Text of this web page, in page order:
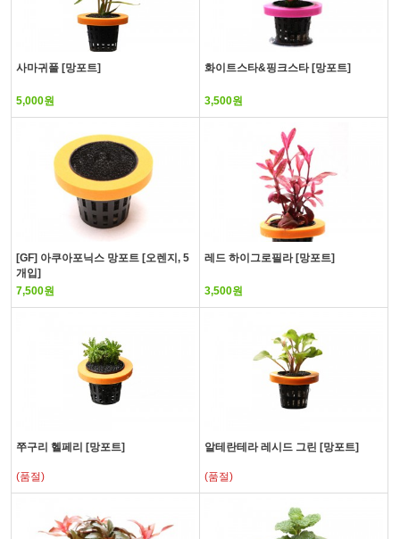
사마귀풀 [망포트]
5,000원
화이트스타&핑크스타 [망포트]
3,500원
[GF] 아쿠아포닉스 망포트 [오렌지, 5
개입]
7,500원
레드 하이그로필라 [망포트]
3,500원
쭈구리 헬페리 [망포트]
(품절)
알테란테라 레시드 그린 [망포트]
(품절)